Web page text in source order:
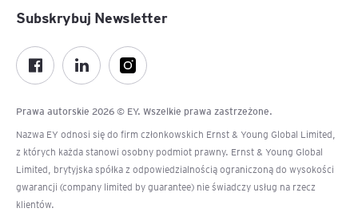
Prawa autorskie 2026 © EY. Wszelkie prawa zastrzeżone.
Nazwa EY odnosi się do firm członkowskich Ernst & Young Global Limited,
z których każda stanowi osobny podmiot prawny. Ernst & Young Global
Limited, brytyjska spółka z odpowiedzialnością ograniczoną do wysokości
gwarancji (company limited by guarantee) nie świadczy usług na rzecz
klientów.
Subskrybuj Newsletter